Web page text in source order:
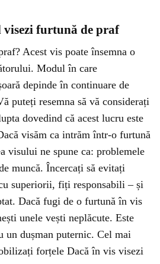
visezi furtună de praf
Acest vis poate însemna o
Modul în care
depinde în continuare de
puteți resemna să vă considerați
dovedind că acest lucru este
visăm ca intrăm într-o furtună
visului ne spune ca: problemele
muncă. Încercați să evitați
superiorii, fiți responsabili – și
Dacă fugi de o furtună în vis
unele vești neplăcute. Este
un dușman puternic. Cel mai
forțele Dacă în vis visezi